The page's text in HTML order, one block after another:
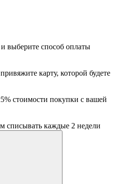
выберите способ оплаты
карту, которой будете
стоимости покупки с вашей
списывать каждые 2 недели